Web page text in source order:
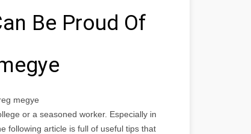
Be Proud Of
megye
or a seasoned worker. Especially in
following article is full of useful tips that